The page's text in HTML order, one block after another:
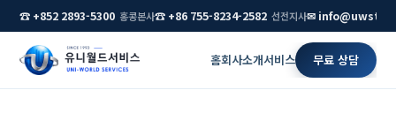
☎ +852 2893-5300 홍콩본사☎ +86 755-8234-2582 선전지사✉
홈회사소개서비스 무료 상담